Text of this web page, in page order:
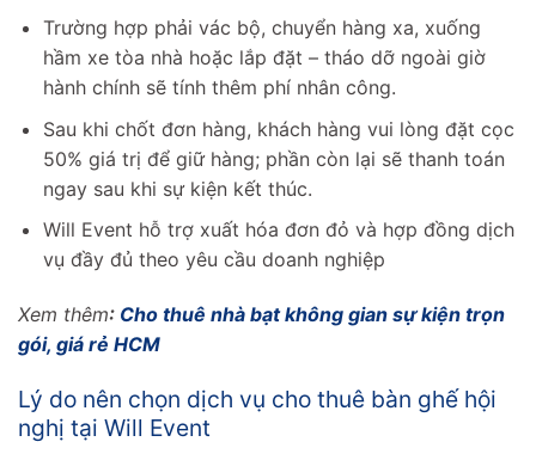
Trường hợp phải vác bộ, chuyển hàng xa, xuống
hầm xe tòa nhà hoặc lắp đặt – tháo dỡ ngoài giờ
hành chính sẽ tính thêm phí nhân công.
Sau khi chốt đơn hàng, khách hàng vui lòng đặt cọc
50% giá trị để giữ hàng; phần còn lại sẽ thanh toán
ngay sau khi sự kiện kết thúc.
Will Event hỗ trợ xuất hóa đơn đỏ và hợp đồng dịch
vụ đầy đủ theo yêu cầu doanh nghiệp
Xem thêm: Cho thuê nhà bạt không gian sự kiện trọn
gói, giá rẻ HCM
Lý do nên chọn dịch vụ cho thuê bàn ghế hội
nghị tại Will Event